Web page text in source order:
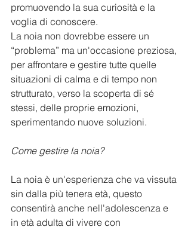
promuovendo la sua curiosità e la
voglia di conoscere.
La noia non dovrebbe essere un
“problema” ma un'occasione preziosa,
per affrontare e gestire tutte quelle
situazioni di calma e di tempo non
strutturato, verso la scoperta di sé
stessi, delle proprie emozioni,
sperimentando nuove soluzioni.
Come gestire la noia?
La noia è un'esperienza che va vissuta
sin dalla più tenera età, questo
consentirà anche nell'adolescenza e
in età adulta di vivere con